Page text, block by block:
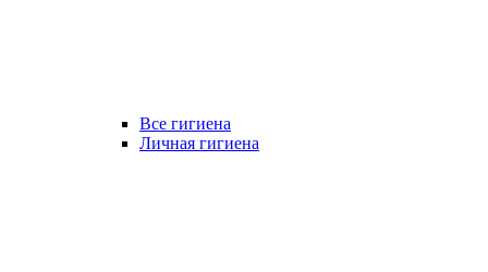
Все гигиена
Личная гигиена